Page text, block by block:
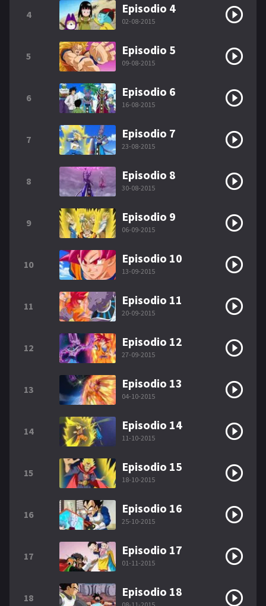
4 Episodio 4
02-08-2015
5 Episodio 5
09-08-2015
6 Episodio 6
16-08-2015
7 Episodio 7
23-08-2015
8 Episodio 8
30-08-2015
9 Episodio 9
06-09-2015
10 Episodio 10
13-09-2015
11 Episodio 11
20-09-2015
12 Episodio 12
27-09-2015
13 Episodio 13
04-10-2015
14 Episodio 14
11-10-2015
15 Episodio 15
18-10-2015
16 Episodio 16
25-10-2015
17 Episodio 17
01-11-2015
18 Episodio 18